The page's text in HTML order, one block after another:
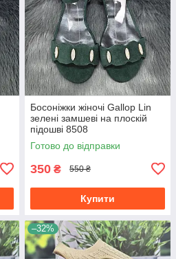
Босоніжки жіночі Gallop Lin
зелені замшеві на плоскій
підошві 8508
Готово до відправки
350 ₴ 550 ₴
Купити
–32%